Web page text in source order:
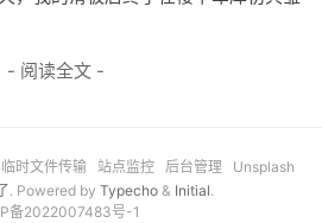
工具
微信小店
- 阅读全文 -
临时文件传输 站点监控 后台管理
Unsplash
. Powered by Typecho & Initial.
备2022007483号-1